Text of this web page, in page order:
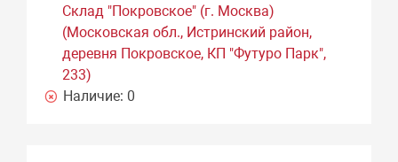
Склад "Покровское" (г. Москва)
(Московская обл., Истринский район,
деревня Покровское, КП "Футуро Парк",
233)
Наличие: 0